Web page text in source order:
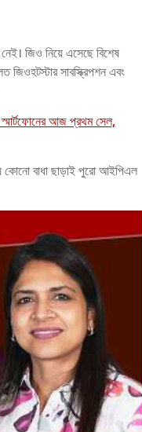
জিও নিয়ে এসেছে বিশেষ
সাবস্ক্রিপশন এবং
আজ প্রথম সেল,
কোনো বাধা ছাড়াই পুরো আইপিএল